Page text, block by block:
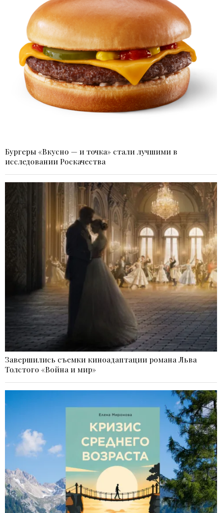
Бургеры «Вкусно — и точка» стали лучшими в
исследовании Роскачества
Завершились съемки киноадаптации романа Льва
Толстого «Война и мир»